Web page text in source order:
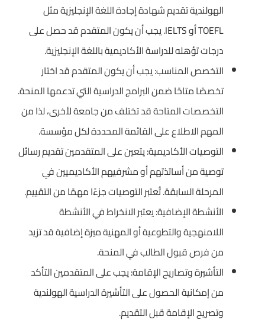
الهولندية تقديم شهادة إجادة اللغة الإنجليزية مثل
TOEFL أو IELTS. يجب أن يكون المتقدم قد حصل على
درجات تؤهله للدراسة الأكاديمية باللغة الإنجليزية.
التخصص المناسب: يجب أن يكون المتقدم قد اختار
تخصصًا متاحًا ضمن البرامج الدراسية التي تدعمها المنحة.
التخصصات المتاحة قد تختلف من جامعة لأخرى، لذا من
المهم الاطلاع على القائمة المحددة لكل مؤسسة.
التوصيات الأكاديمية: يتعين على المتقدمين تقديم رسائل
توصية من أساتذتهم أو مشرفيهم الأكاديميين في
المرحلة السابقة. تُعتبر التوصيات جزءًا مهمًا من التقييم.
الأنشطة الإضافية: يعتبر الانخراط في الأنشطة
اللامنهجية والتطوعية أو المهنية ميزة إضافية قد تزيد
من فرص قبول الطالب في المنحة.
التأشيرة وتصاريح الإقامة: يجب على المتقدمين التأكد
من إمكانية الحصول على التأشيرة الدراسية الهولندية
وتصريح الإقامة قبل التقديم.